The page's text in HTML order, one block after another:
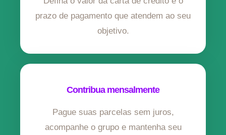
prazo de pagamento que atendem ao seu
objetivo.
Contribua mensalmente
Pague suas parcelas sem juros,
acompanhe o grupo e mantenha seu